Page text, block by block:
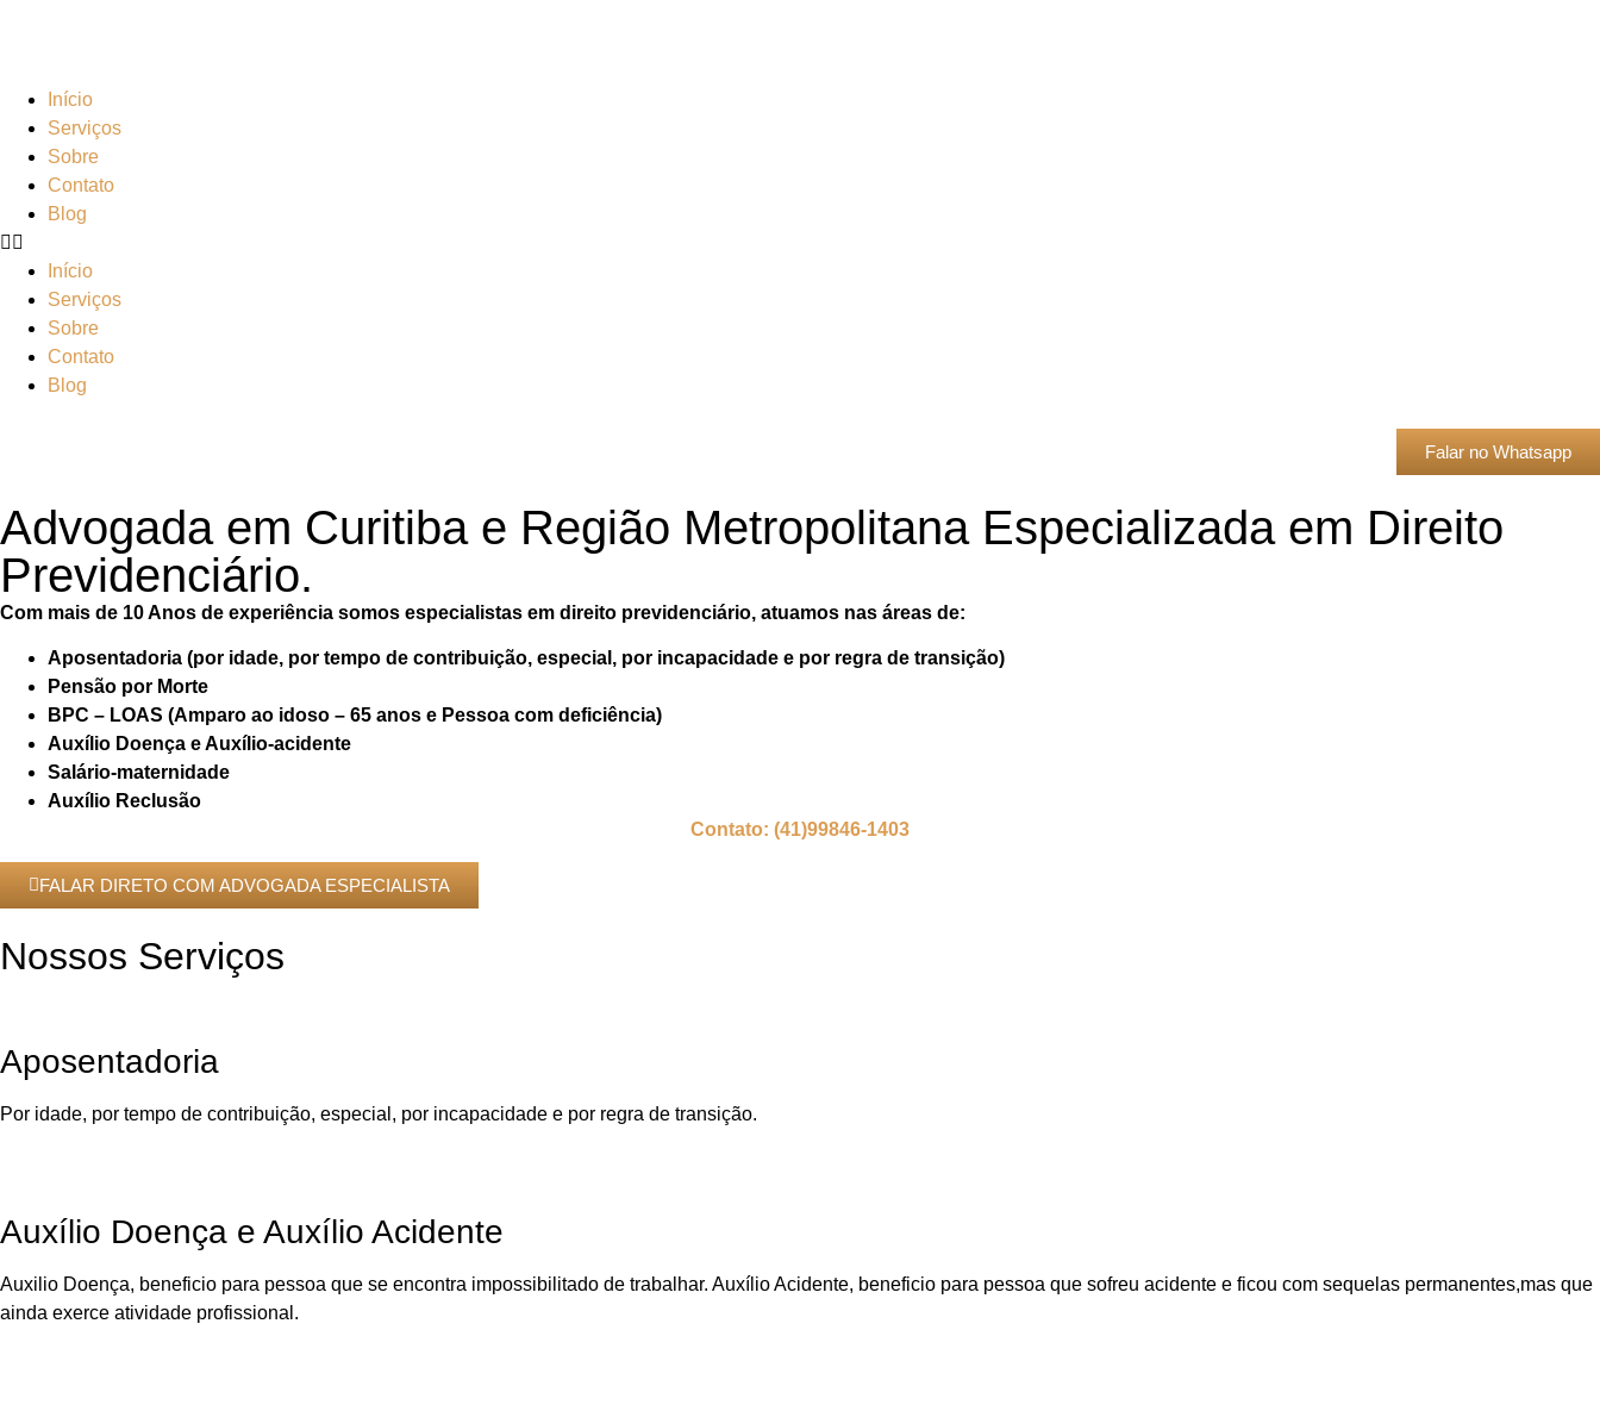
Início
Serviços
Sobre
Contato
Blog
Início
Serviços
Sobre
Contato
Blog
Falar no Whatsapp
Advogada em Curitiba e Região Metropolitana Especializada em Direito
Previdenciário.
Com mais de 10 Anos de experiência somos especialistas em direito previdenciário, atuamos nas áreas de:
Aposentadoria (por idade, por tempo de contribuição, especial, por incapacidade e por regra de transição)
Pensão por Morte
BPC – LOAS (Amparo ao idoso – 65 anos e Pessoa com deficiência)
Auxílio Doença e Auxílio-acidente
Salário-maternidade
Auxílio Reclusão
Contato: (41)99846-1403
FALAR DIRETO COM ADVOGADA ESPECIALISTA
Nossos Serviços
Aposentadoria
Por idade, por tempo de contribuição, especial, por incapacidade e por regra de transição.
Auxílio Doença e Auxílio Acidente
Auxilio Doença, beneficio para pessoa que se encontra impossibilitado de trabalhar. Auxílio Acidente, beneficio para pessoa que sofreu acidente e ficou com sequelas permanentes,mas que
ainda exerce atividade profissional.